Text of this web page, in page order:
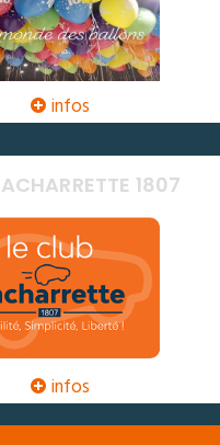
infos
1807
infos